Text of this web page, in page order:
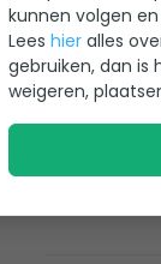
Type
vlotter
379,-
kunnen volgen
Lees hier alles
gebruiken, dan is
weigeren,